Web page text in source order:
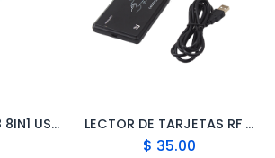
GO DES GD-9218 8IN1 USB3.0 + PD + HDMI 4K ULTRA HD + RJ45 + ADAPTADOR DE HUB SD/TF CON CONEXIÓN TIPO C LECTOR DE TARJETAS RF IC USB R20C-USB-8H10D
$ 35.00